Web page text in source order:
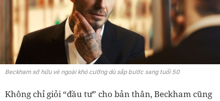
Beckham sở hữu vẻ ngoài khó cưỡng dù sắp bước sang tuổi 50
Không chỉ giỏi “đầu tư” cho bản thân, Beckham cũng